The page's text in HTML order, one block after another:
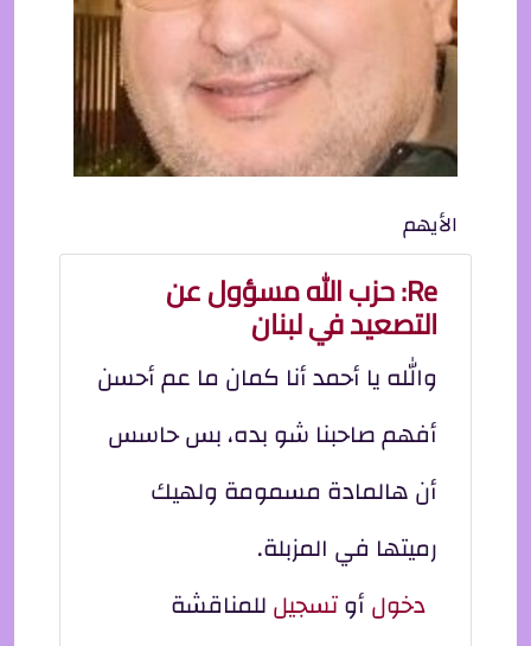
الأيهم
Re: حزب الله مسؤول عن
التصعيد في لبنان
والله يا أحمد أنا كمان ما عم أحسن
أفهم صاحبنا شو بده، بس حاسس
أن هالمادة مسمومة ولهيك
رميتها في المزبلة.
دخولأوتسجيلللمناقشة